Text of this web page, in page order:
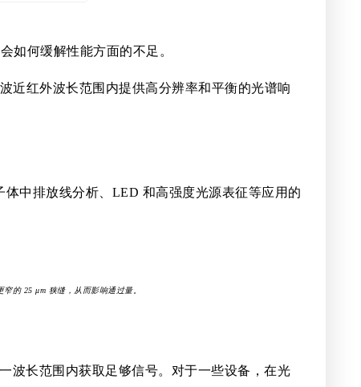
如何缓解性能方面的不足。
近红外波长范围内提供高分辨率和平衡的光谱响
中排放线分析、LED 和高强度光源表征等应用的
的 25 μm 狭缝，从而影响通过量。
波长范围内获取足够信号。对于一些设备，在光